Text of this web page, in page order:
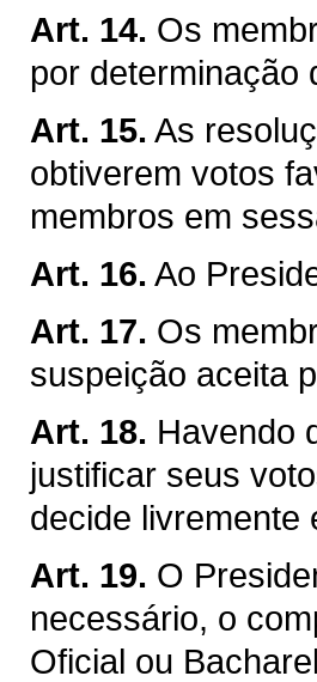
Art. 14. Os
por determinação
Art. 15. As
obtiverem votos
membros em
Art. 16. Ao
Art. 17. Os
suspeição aceita
Art. 18. Havendo
justificar seus
decide livremente
Art. 19. O
necessário, o
Oficial ou